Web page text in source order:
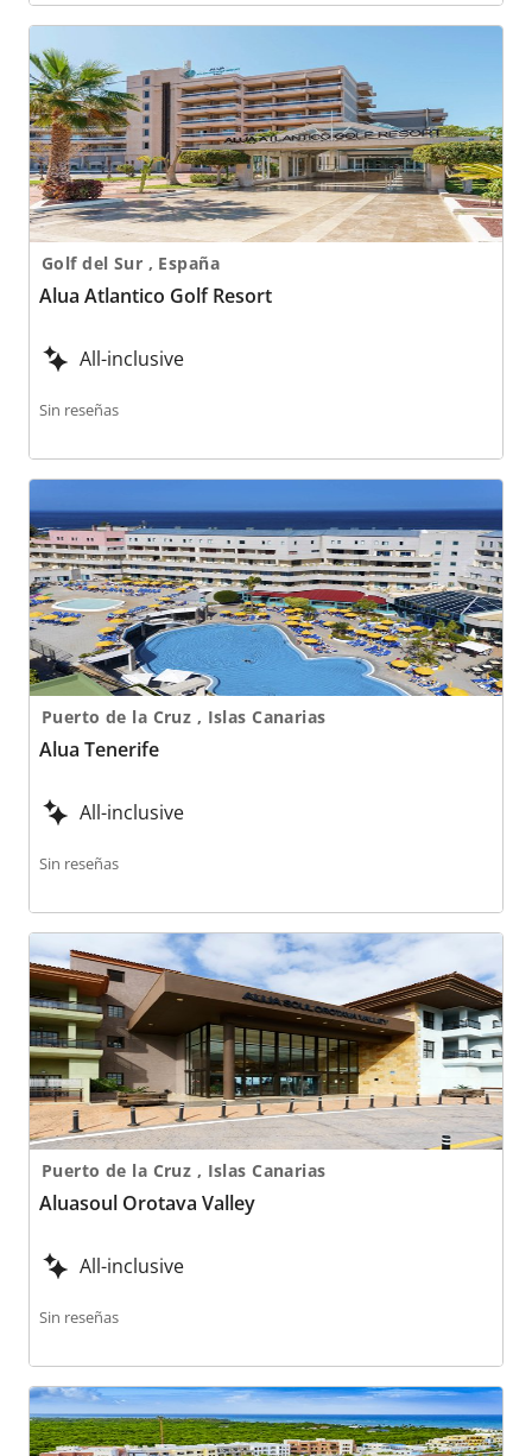
Golf del Sur , España
Alua Atlantico Golf Resort
All-inclusive
Sin reseñas
Puerto de la Cruz , Islas Canarias
Alua Tenerife
All-inclusive
Sin reseñas
Aluasoul Orotava Valley
Puerto de la Cruz , Islas Canarias
Aluasoul Orotava Valley
All-inclusive
Sin reseñas
Ancora Punta Cana